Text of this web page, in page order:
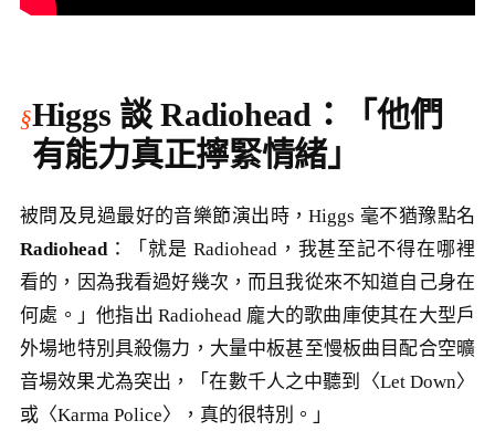
Higgs 談 Radiohead：「他們
有能力真正擰緊情緒」
被問及見過最好的音樂節演出時，Higgs 毫不猶豫點名
Radiohead：「就是 Radiohead，我甚至記不得在哪裡
看的，因為我看過好幾次，而且我從來不知道自己身在
何處。」他指出 Radiohead 龐大的歌曲庫使其在大型戶
外場地特別具殺傷力，大量中板甚至慢板曲目配合空曠
音場效果尤為突出，「在數千人之中聽到〈Let Down〉
或〈Karma Police〉，真的很特別。」